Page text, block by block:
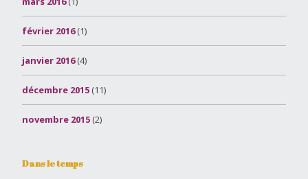
février 2016(1)
janvier 2016(4)
décembre 2015 (11)
novembre 2015 (2)
Dans le temps